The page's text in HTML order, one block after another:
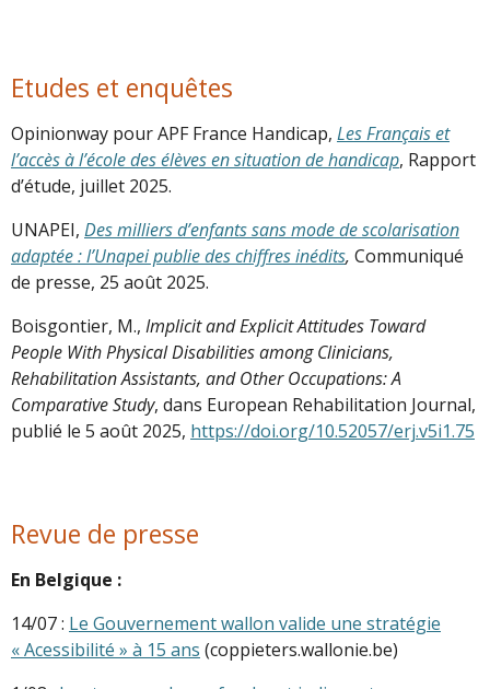
Etudes et enquêtes
Opinionway pour APF France Handicap, Les Français et
l’accès à l’école des élèves en situation de handicap, Rapport
d’étude, juillet 2025.
UNAPEI, Des milliers d’enfants sans mode de scolarisation
adaptée : l’Unapei publie des chiffres inédits, Communiqué
de presse, 25 août 2025.
Boisgontier, M., Implicit and Explicit Attitudes Toward
People With Physical Disabilities among Clinicians,
Rehabilitation Assistants, and Other Occupations: A
Comparative Study, dans European Rehabilitation Journal,
publié le 5 août 2025, https://doi.org/10.52057/erj.v5i1.75
Revue de presse
En Belgique :
14/07 : Le Gouvernement wallon valide une stratégie
« Acessibilité » à 15 ans (coppieters.wallonie.be)